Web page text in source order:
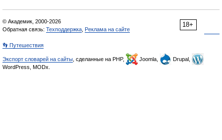
18+
© Академик, 2000-2026
Обратная связь: Техподдержка Реклама на сайте
👣 Путешествия
Экспорт словарей на сайты , сделанные на PHP, Joomla,
Drupal,
WordPress, MODx.